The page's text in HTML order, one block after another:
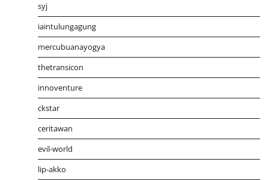
syj
iaintulungagung
mercubuanayogya
thetransicon
innoventure
ckstar
ceritawan
evil-world
lip-akko